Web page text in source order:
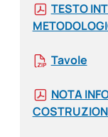
TESTO
Tavole
NOTA